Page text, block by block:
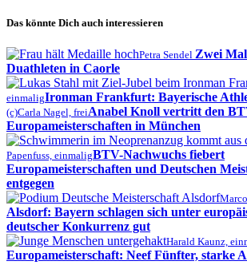
Das könnte Dich auch interessieren
Petra Sendel Zwei
Duathleten in Caorle
einmaligIronman Frankfurt: Bayerische
(c)Carla Nagel, freiAnabel Knoll vertritt den
Europameisterschaften in München
Papenfuss, einmaligBTV-Nachwuchs fiebert
Europameisterschaften und Deutschen
entgegen
Alsdorf: Bayern schlagen sich unter
deutscher Konkurrenz gut
Harald Kaunz,
Europameisterschaft: Neef Fünfter, starke